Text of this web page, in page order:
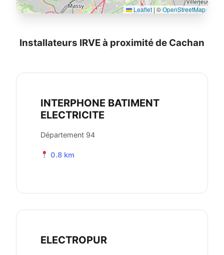
Leaflet | ©OpenStreetMap
Installateurs IRVE à proximité de Cachan
INTERPHONE BATIMENT
ELECTRICITE
Département 94
0.8 km
ELECTROPUR